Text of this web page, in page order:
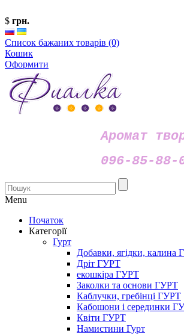
$ грн.
Список бажаних товарів (0)
Кошик
Оформити
Аромат
096-85-88-
Menu
Початок
Категорії
Гурт
Добавки, ягідки, калина
Дріт ГУРТ
екошкіра ГУРТ
Заколки та основи ГУРТ
Каблучки, гребінці ГУРТ
Кабошони і серединки
Квіти ГУРТ
Намистини Гурт